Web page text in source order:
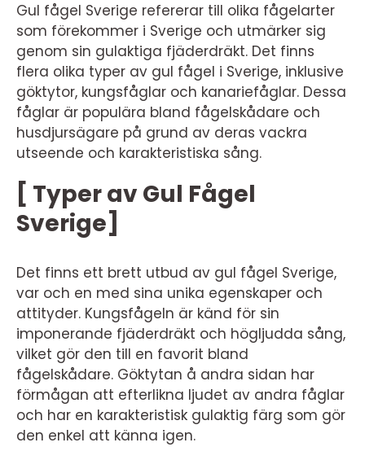
Gul fågel Sverige refererar till olika fågelarter
som förekommer i Sverige och utmärker sig
genom sin gulaktiga fjäderdräkt. Det finns
flera olika typer av gul fågel i Sverige, inklusive
göktytor, kungsfåglar och kanariefåglar. Dessa
fåglar är populära bland fågelskådare och
husdjursägare på grund av deras vackra
utseende och karakteristiska sång.
[ Typer av Gul Fågel
Sverige]
Det finns ett brett utbud av gul fågel Sverige,
var och en med sina unika egenskaper och
attityder. Kungsfågeln är känd för sin
imponerande fjäderdräkt och högljudda sång,
vilket gör den till en favorit bland
fågelskådare. Göktytan å andra sidan har
förmågan att efterlikna ljudet av andra fåglar
och har en karakteristisk gulaktig färg som gör
den enkel att känna igen.